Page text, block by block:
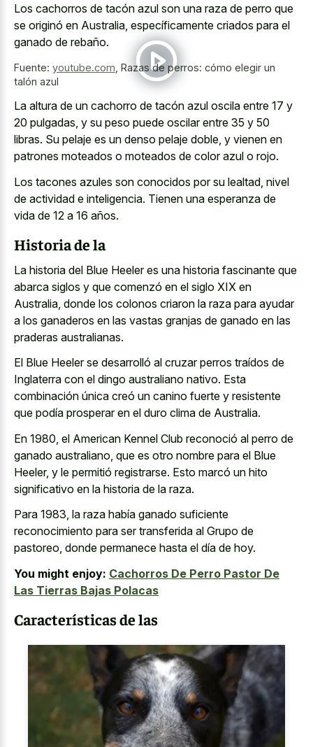
Los cachorros de tacón azul son una raza de perro que
se originó en Australia, específicamente criados para el
ganado de rebaño.
Fuente: youtube.com Razas de perros: cómo elegir un
talón azul
La altura de un cachorro de tacón azul oscila entre 17 y
20 pulgadas, y su peso puede oscilar entre 35 y 50
libras. Su pelaje es un denso pelaje doble, y vienen en
patrones moteados o moteados de color azul o rojo.
Los tacones azules son conocidos por su lealtad, nivel
de actividad e inteligencia. Tienen una esperanza de
vida de 12 a 16 años.
Historia de la
La historia del Blue Heeler es una historia fascinante que
abarca siglos y que comenzó en el siglo XIX en
Australia, donde los colonos criaron la raza para ayudar
a los ganaderos en las vastas granjas de ganado en las
praderas australianas.
El Blue Heeler se desarrolló al cruzar perros traídos de
Inglaterra con el dingo australiano nativo. Esta
combinación única creó un canino fuerte y resistente
que podía prosperar en el duro clima de Australia.
En 1980, el American Kennel Club reconoció al perro de
ganado australiano, que es otro nombre para el Blue
Heeler, y le permitió registrarse. Esto marcó un hito
significativo en la historia de la raza.
Para 1983, la raza había ganado suficiente
reconocimiento para ser transferida al Grupo de
pastoreo, donde permanece hasta el día de hoy.
You might enjoy: Cachorros De Perro Pastor De
Las Tierras Bajas Polacas
Características de las